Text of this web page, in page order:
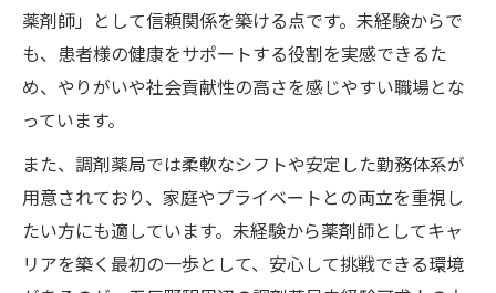
子育てや副業も両立できる未経験可の職場
未経験可求人で柔軟なシフトに対応可能
未経験可で目指すワークライフバランスの
実現
安心サポートと成長支援が魅力の仕事
未経験可採用の充実した研修体制を解説
安心できる未経験可の現場サポート例
先輩薬剤師の支援で未経験可でも成長可能
薬剤師」として信頼関係を築ける点です。未経験からで
も、患者様の健康をサポートする役割を実感できるた
め、やりがいや社会貢献性の高さを感じやすい職場とな
っています。
また、調剤薬局では柔軟なシフトや安定した勤務体系が
用意されており、家庭やプライベートとの両立を重視し
たい方にも適しています。未経験から薬剤師としてキャ
リアを築く最初の一歩として、安心して挑戦できる環境